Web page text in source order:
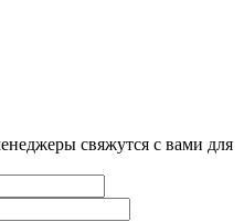
свяжутся с вами для